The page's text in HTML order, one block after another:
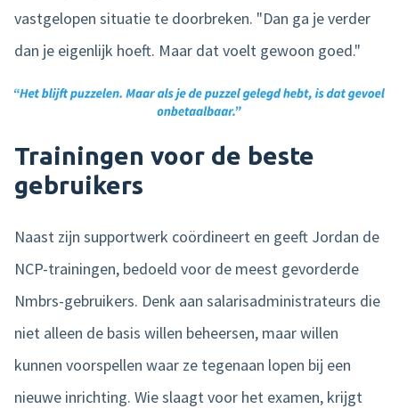
vastgelopen situatie te doorbreken. "Dan ga je verder
dan je eigenlijk hoeft. Maar dat voelt gewoon goed."
Trainingen voor de beste
gebruikers
Naast zijn supportwerk coördineert en geeft Jordan de
NCP-trainingen, bedoeld voor de meest gevorderde
Nmbrs-gebruikers. Denk aan salarisadministrateurs die
niet alleen de basis willen beheersen, maar willen
kunnen voorspellen waar ze tegenaan lopen bij een
nieuwe inrichting. Wie slaagt voor het examen, krijgt